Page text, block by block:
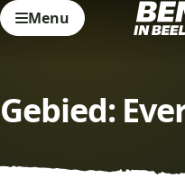
Menu
Gebied: